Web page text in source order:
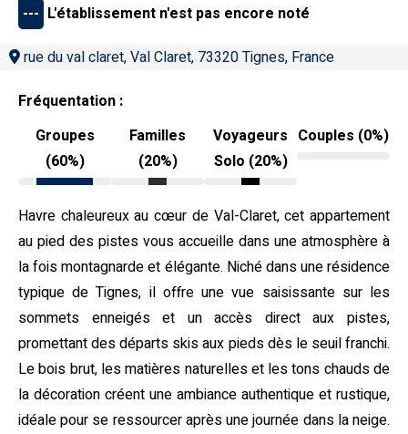
--- L'établissement n'est pas encore noté
rue du val claret, Val Claret, 73320 Tignes, France
Fréquentation :
Groupes
(60%)
Familles
(20%)
Voyageurs
Solo (20%)
Couples (0%)
Havre chaleureux au cœur de Val-Claret, cet appartement
au pied des pistes vous accueille dans une atmosphère à
la fois montagnarde et élégante. Niché dans une résidence
typique de Tignes, il offre une vue saisissante sur les
sommets enneigés et un accès direct aux pistes,
promettant des départs skis aux pieds dès le seuil franchi.
Le bois brut, les matières naturelles et les tons chauds de
la décoration créent une ambiance authentique et rustique,
idéale pour se ressourcer après une journée dans la neige.